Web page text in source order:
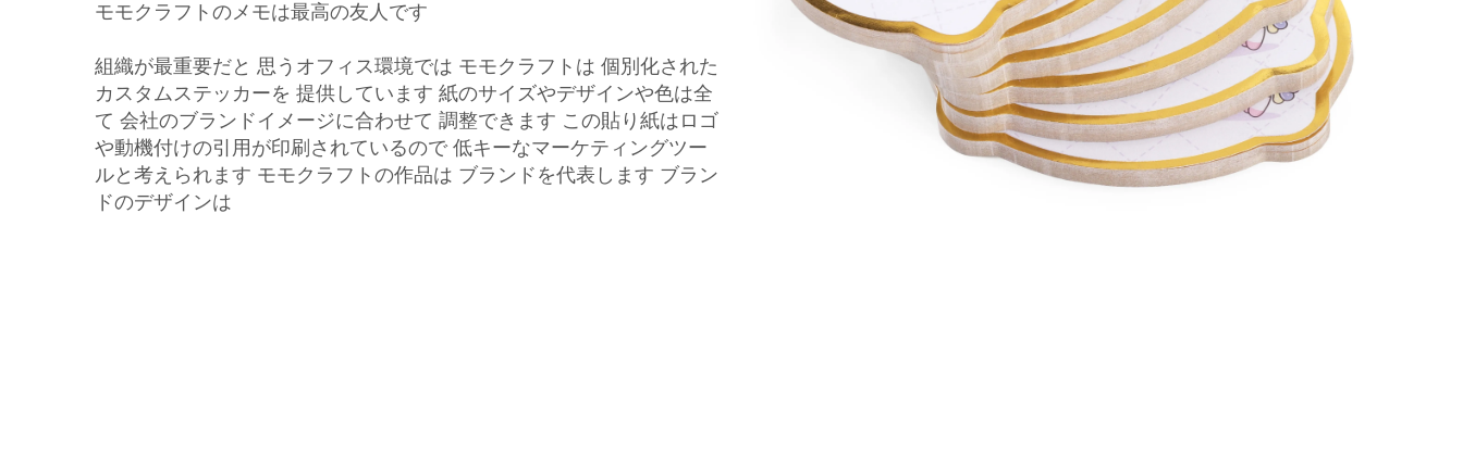
モモクラフトのメモは最高の友人です
組織が最重要だと 思うオフィス環境では モモクラフトは 個別化された
カスタムステッカーを 提供しています 紙のサイズやデザインや色は全
て 会社のブランドイメージに合わせて 調整できます この貼り紙はロゴ
や動機付けの引用が印刷されているので 低キーなマーケティングツー
ルと考えられます モモクラフトの作品は ブランドを代表します ブラン
ドのデザインは